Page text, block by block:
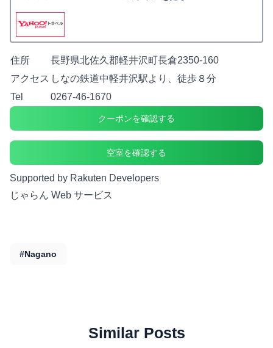
住所
長野県北佐久郡軽井沢町長倉2350-160
アクセス しなの鉄道中軽井沢駅より、徒歩８分
Tel
0267-46-1670
クーポンを確認する
空室を確認する
Supported by Rakuten Developers
じゃらん Web サービス
#Nagano
Similar Posts